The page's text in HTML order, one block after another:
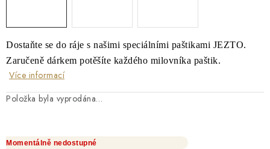
Dostaňte se do ráje s našimi speciálními paštikami JEZTO.
Zaručeně dárkem potěšíte každého milovníka paštik.
Více informací
Položka byla vyprodána…
Momentálně nedostupné